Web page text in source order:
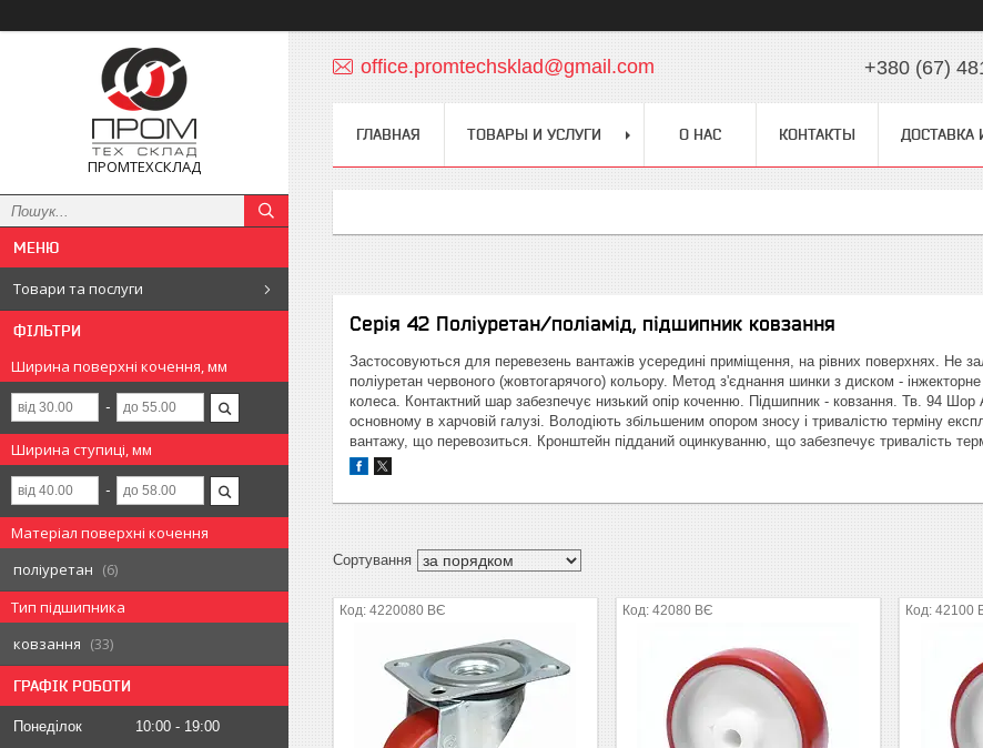
ПРОМТЕХСКЛАД
Товари та послуги
ФІЛЬТРИ
Ширина поверхні кочення, мм
Ширина ступиці, мм
Матеріал поверхні кочення
поліуретан
6
Тип підшипника
ковзання
33
ГРАФІК РОБОТИ
Понеділок 10:00
19:00
office.promtechsklad@gmail.com +380 (67)
ГЛАВНАЯ ТОВАРЫ И УСЛУГИ О НАС КОНТАКТЫ ДОСТАВКА
Серія 42 Поліуретан/поліамід, підшипник ковзання
Застосовуються для перевезень вантажів усередині приміщення, на рівних поверхнях.
поліуретан червоного (жовтогарячого) кольору. Метод з'єднання шинки з диском -
колеса. Контактний шар забезпечує низький опір коченню. Підшипник - ковзання. Тв. 94
основному в харчовій галузі. Володіють збільшеним опором зносу і тривалістю терміну
вантажу, що перевозиться. Кронштейн підданий оцинкуванню, що забезпечує тривалість
4220080 ВЄ 42080 ВЄ 42100